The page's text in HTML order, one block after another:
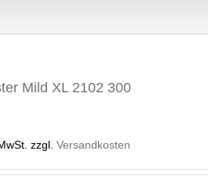
Mild XL 2102 300
zzgl. Versandkosten